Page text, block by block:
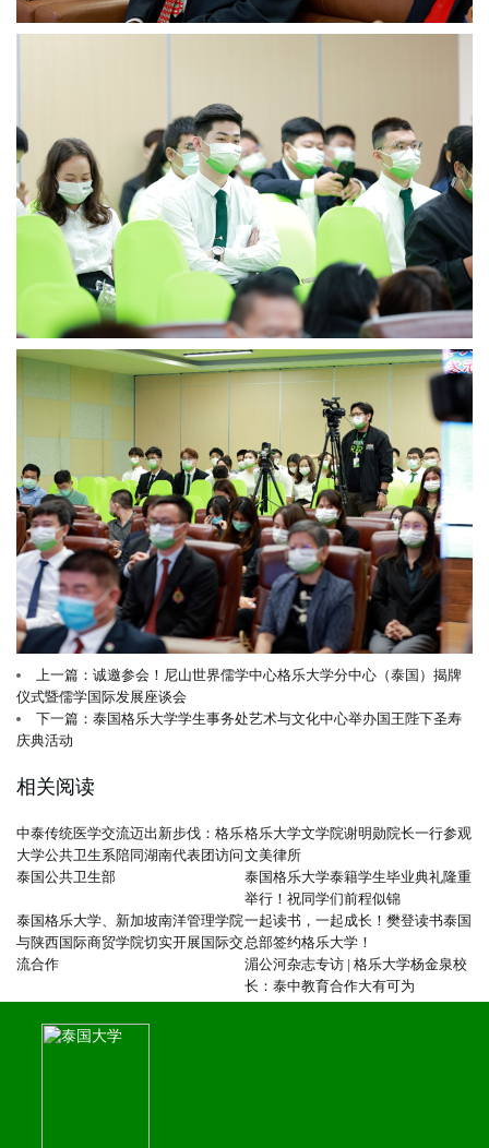
上一篇：诚邀参会！尼山世界儒学中心格乐大学分中心（泰国）揭牌
仪式暨儒学国际发展座谈会
下一篇：泰国格乐大学学生事务处艺术与文化中心举办国王陛下圣寿
庆典活动
相关阅读
中泰传统医学交流迈出新步伐：格乐
大学公共卫生系陪同湖南代表团访问
泰国公共卫生部
格乐大学文学院谢明勋院长一行参观
文美律所
泰国格乐大学泰籍学生毕业典礼隆重
举行！祝同学们前程似锦
泰国格乐大学、新加坡南洋管理学院
与陕西国际商贸学院切实开展国际交
流合作
一起读书，一起成长！樊登读书泰国
总部签约格乐大学！
湄公河杂志专访 | 格乐大学杨金泉校
长：泰中教育合作大有可为